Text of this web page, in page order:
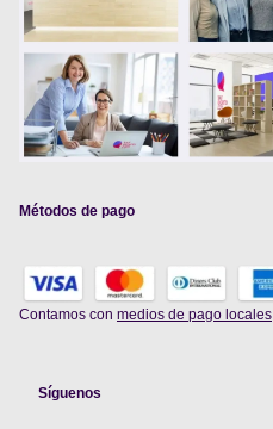
Métodos de pago
Contamos con medios de pago locales
Síguenos